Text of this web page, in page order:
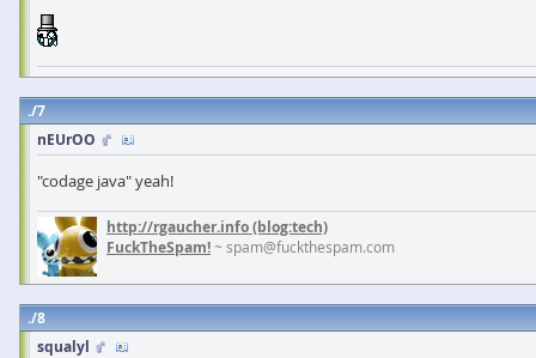
7
nEUrOO
"codage java" yeah!
http://rgaucher.info(blog:tech)
FuckTheSpam!~ spam@fuckthespam.com
8
squalyl